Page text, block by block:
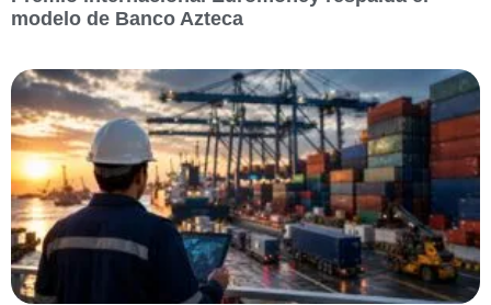
modelo de Banco Azteca